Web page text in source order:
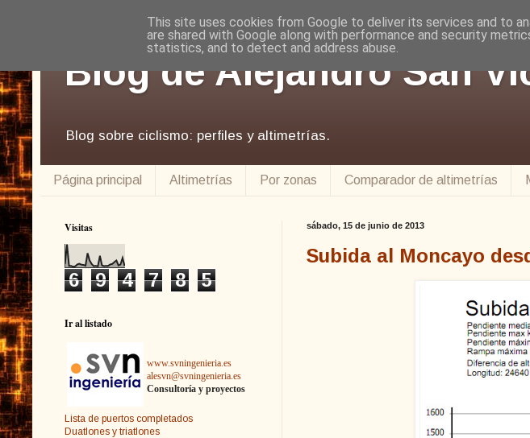
Blog de Alejandro San
Blog sobre ciclismo: perfiles y altimetrías.
Página principal Altimetrías Por zonas Comparador de altimetrías
sábado, 15 de junio de 2013
Subida al Moncayo
Visitas
6 9 4 7 8 5
Ir al listado
www.svningenieria.es
alesvn@svningenieria.es
Consultoría y proyectos
Lista de puertos completados
Duatlones y triatlones
This site uses cookies from Google to deliver its services and to
are shared with Google along with performance and security
statistics, and to detect and address abuse.